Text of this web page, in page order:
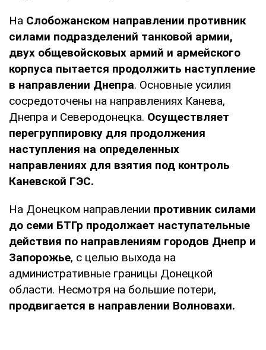
На Слобожанском направлении противник
силами подразделений танковой армии,
двух общевойсковых армий и армейского
корпуса пытается продолжить наступление
в направлении Днепра. Основные усилия
сосредоточены на направлениях Канева,
Днепра и Северодонецка. Осуществляет
перегруппировку для продолжения
наступления на определенных
направлениях для взятия под контроль
Каневской ГЭС.
На Донецком направлении противник силами
до семи БТГр продолжает наступательные
действия по направлениям городов Днепр и
Запорожье, с целью выхода на
административные границы Донецкой
области. Несмотря на большие потери,
продвигается в направлении Волновахи.